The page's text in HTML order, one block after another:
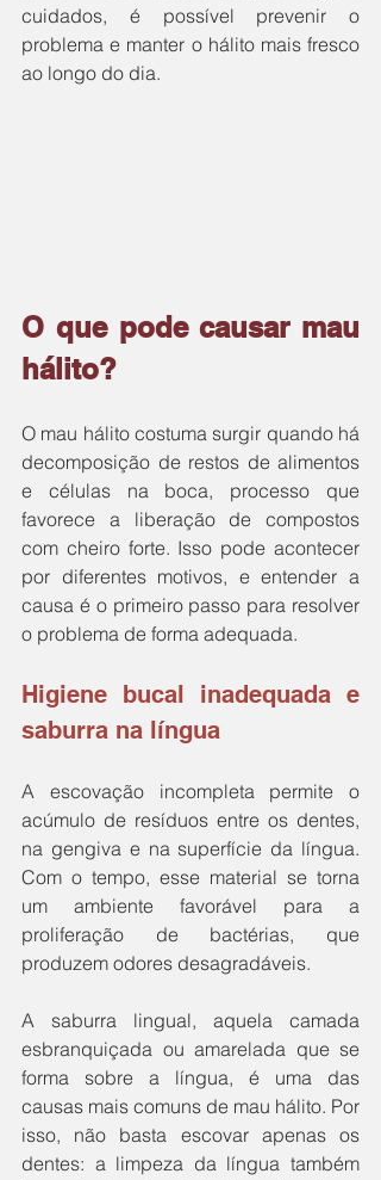
cuidados, é possível prevenir o
problema e manter o hálito mais fresco
ao longo do dia.
O que pode causar mau
hálito?
O mau hálito costuma surgir quando há
decomposição de restos de alimentos
e células na boca, processo que
favorece a liberação de compostos
com cheiro forte. Isso pode acontecer
por diferentes motivos, e entender a
causa é o primeiro passo para resolver
o problema de forma adequada.
Higiene bucal inadequada e
saburra na língua
A escovação incompleta permite o
acúmulo de resíduos entre os dentes,
na gengiva e na superfície da língua.
Com o tempo, esse material se torna
um ambiente favorável para a
proliferação de bactérias, que
produzem odores desagradáveis.
A saburra lingual, aquela camada
esbranquiçada ou amarelada que se
forma sobre a língua, é uma das
causas mais comuns de mau hálito. Por
isso, não basta escovar apenas os
dentes: a limpeza da língua também